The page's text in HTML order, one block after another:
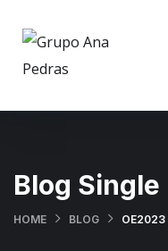
Blog Single
HOME BLOG OE2023